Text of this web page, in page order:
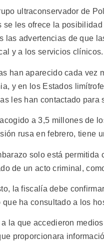
ultraconservador de
se les ofrece la
las advertencias de que
y a los servicios clínicos.
han aparecido cada vez
y en los Estados
les han contactado
a 3,5 millones de
rusa en febrero, tiene
solo está
de un acto criminal,
la fiscalía debe
ha consultado a los
la que accedieron
proporcionara